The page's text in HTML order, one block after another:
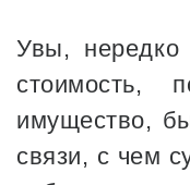
Увы, нередко
стоимость,
имущество,
связи, с чем